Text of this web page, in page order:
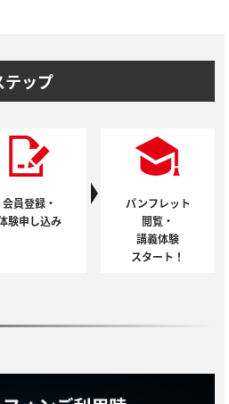
テップ
会員登録・
験申し込み
パンフレット
閲覧・
講義体験
スタート！